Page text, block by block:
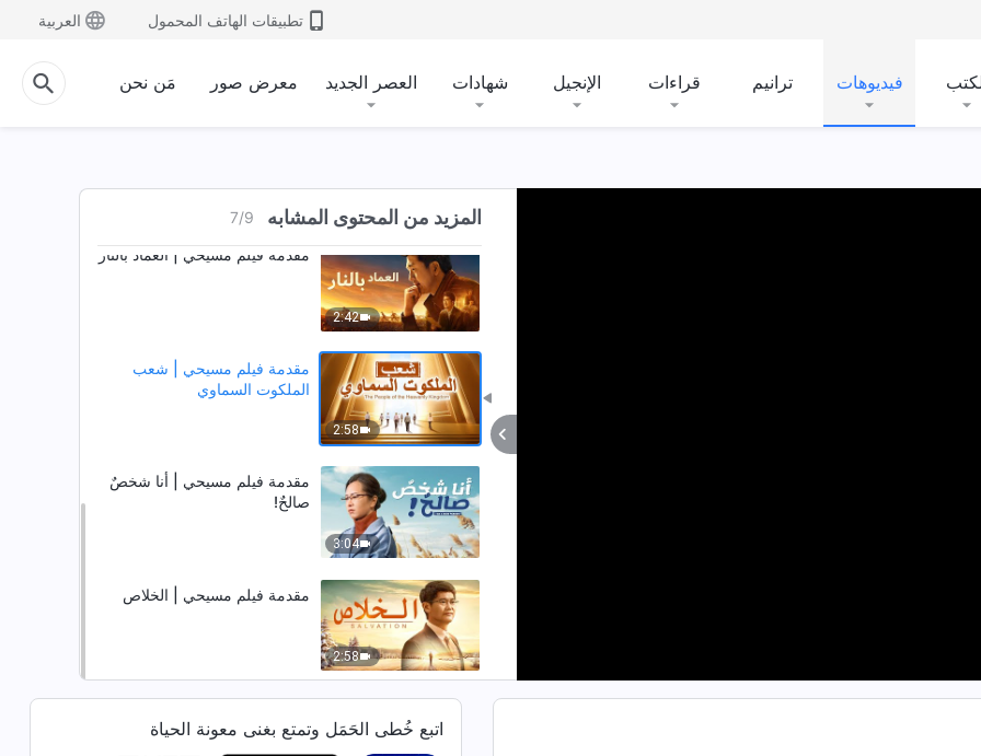
تطبيقات الهاتف المحمول العربية
فيديوهات ترانيم قراءات الإنجيل شهادات العصر الجديد معرض صور مَن نحن
المزيد من المحتوى المشابه 7/9
2:42
مقدمة فيلم مسيحي | النهل من
2:42
مقدمة فيلم مسيحي | العماد بالنار
2:58
مقدمة فيلم مسيحي | شعب
الملكوت السماوي
3:04
مقدمة فيلم مسيحي | أنا شخصٌ
صالحٌ!
2:58
مقدمة فيلم مسيحي | الخلاص
اتبع خُطى الحَمَل وتمتع بغنى معونة الحياة